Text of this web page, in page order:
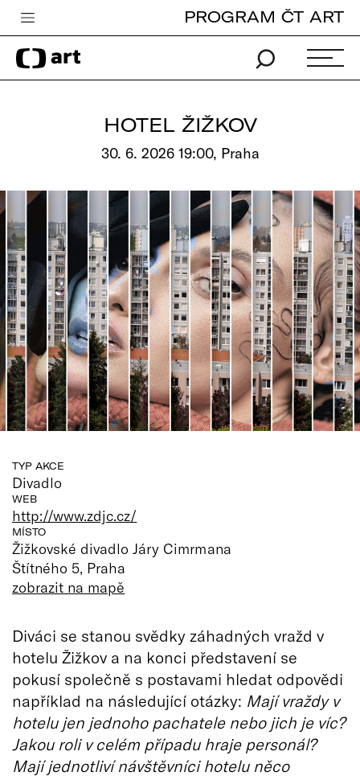
Česká televize
Zpravodajství
Pro děti
edu
Vše o ČT
PROGRAM ČT ART
HOTEL ŽIŽKOV
30. 6. 2026 19:00, Praha
TYP AKCE
Divadlo
WEB
http://www.zdjc.cz/
MÍSTO
Žižkovské divadlo Járy Cimrmana
Štítného 5, Praha
zobrazit na mapě
Diváci se stanou svědky záhadných vražd v
hotelu Žižkov a na konci představení se
pokusí společně s postavami hledat odpovědi
například na následující otázky: Mají vraždy v
hotelu jen jednoho pachatele nebo jich je víc?
Jakou roli v celém případu hraje personál?
Mají jednotliví návštěvníci hotelu něco